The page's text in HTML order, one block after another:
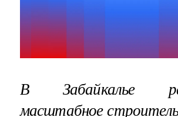
В Забайкалье
масштабное